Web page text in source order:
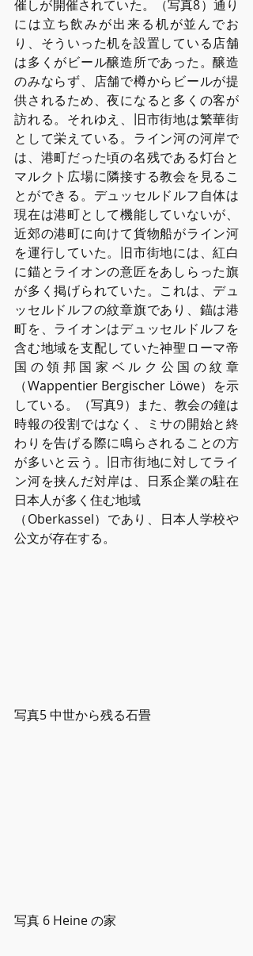
催しが開催されていた。（写真8）通り
には⽴ち飲みが出来る机が並んでお
り、そういった机を設置している店舗
は多くがビール醸造所であった。醸造
のみならず、店舗で樽からビールが提
供されるため、夜になると多くの客が
訪れる。それゆえ、旧市街地は繁華街
として栄えている。ライン河の河岸で
は、港町だった頃の名残である灯台と
マルクト広場に隣接する教会を⾒るこ
とができる。デュッセルドルフ⾃体は
現在は港町として機能していないが、
近郊の港町に向けて貨物船がライン河
を運⾏していた。旧市街地には、紅⽩
に錨とライオンの意匠をあしらった旗
が多く掲げられていた。これは、デュ
ッセルドルフの紋章旗であり、錨は港
町を、ライオンはデュッセルドルフを
含む地域を⽀配していた神聖ローマ帝
国の領邦国家ベルク公国の紋章
（Wappentier Bergischer Löwe）を⽰
している。（写真9）また、教会の鐘は
時報の役割ではなく、ミサの開始と終
わりを告げる際に鳴らされることの⽅
が多いと云う。旧市街地に対してライ
ン河を挟んだ対岸は、⽇系企業の駐在
⽇本⼈が多く住む地域
（Oberkassel）であり、⽇本⼈学校や
公⽂が存在する。
写真5 中世から残る⽯畳
写真 6 Heine の家